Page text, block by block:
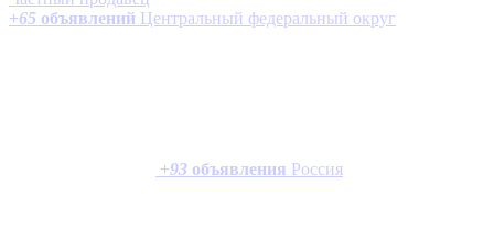
+65 объявлений Центральный федеральный округ
+93 объявления Россия